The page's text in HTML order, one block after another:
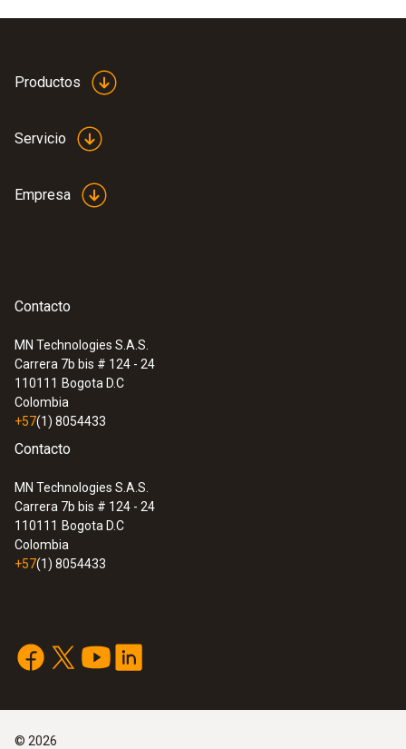
:0572 9320
testo Saveris Base V 3.0 - Estación
base
Productos
Servicio
Empresa
Contacto
MN Technologies S.A.S.
Carrera 7b bis # 124 - 24
110111 Bogota D.C
Colombia
+57(1) 8054433
Contacto
MN Technologies S.A.S.
Carrera 7b bis # 124 - 24
110111 Bogota D.C
Colombia
+57(1) 8054433
© 2026